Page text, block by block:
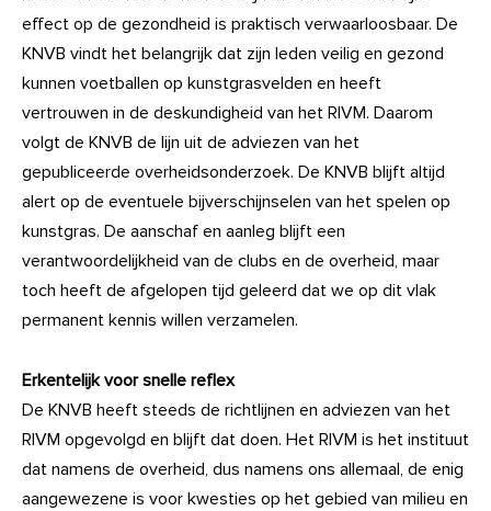
effect op de gezondheid is praktisch verwaarloosbaar. De
KNVB vindt het belangrijk dat zijn leden veilig en gezond
kunnen voetballen op kunstgrasvelden en heeft
vertrouwen in de deskundigheid van het RIVM. Daarom
volgt de KNVB de lijn uit de adviezen van het
gepubliceerde overheidsonderzoek. De KNVB blijft altijd
alert op de eventuele bijverschijnselen van het spelen op
kunstgras. De aanschaf en aanleg blijft een
verantwoordelijkheid van de clubs en de overheid, maar
toch heeft de afgelopen tijd geleerd dat we op dit vlak
permanent kennis willen verzamelen.
Erkentelijk voor snelle reflex
De KNVB heeft steeds de richtlijnen en adviezen van het
RIVM opgevolgd en blijft dat doen. Het RIVM is het instituut
dat namens de overheid, dus namens ons allemaal, de enig
aangewezene is voor kwesties op het gebied van milieu en